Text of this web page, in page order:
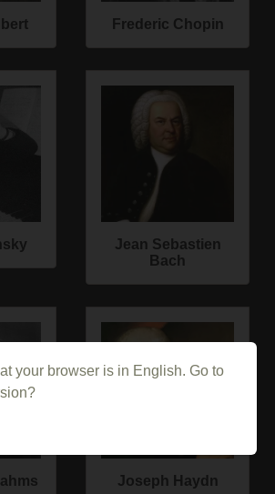
Frederic Chopin
Jean Sebastien
Bach
Joseph Haydn
your browser is in English. Go to